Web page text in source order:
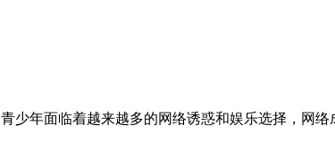
少年面临着越来越多的网络诱惑和娱乐选择，网